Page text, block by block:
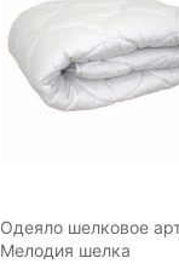
Одеяло шелковое
Мелодия шелка